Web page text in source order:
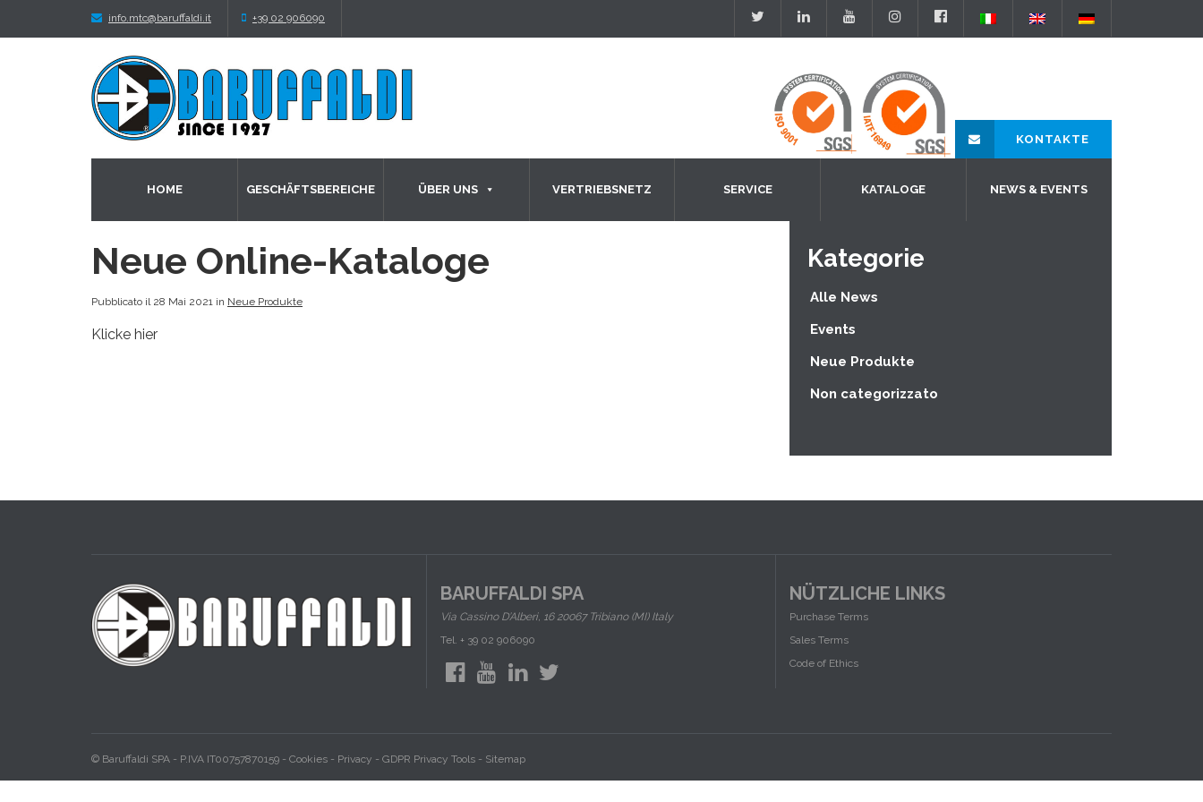
info.mtc@baruffaldi.it +39 02 906090
KONTAKTE
HOME GESCHÄFTSBEREICHE ÜBER UNS VERTRIEBSNETZ SERVICE KATALOGE NEWS & EVENTS
Neue Online-Kataloge
Pubblicato il 28 Mai 2021 in Neue Produkte
Klicke hier
Kategorie
Alle News
Events
Neue Produkte
Non categorizzato
BARUFFALDI SPA
Via Cassino D’Alberi, 16 20067 Tribiano (MI) Italy
Tel. + 39 02 906090
NÜTZLICHE LINKS
Purchase Terms
Sales Terms
Code of Ethics
© Baruffaldi SPA - P.IVA IT00757870159 - Cookies - Privacy - GDPR Privacy Tools - Sitemap